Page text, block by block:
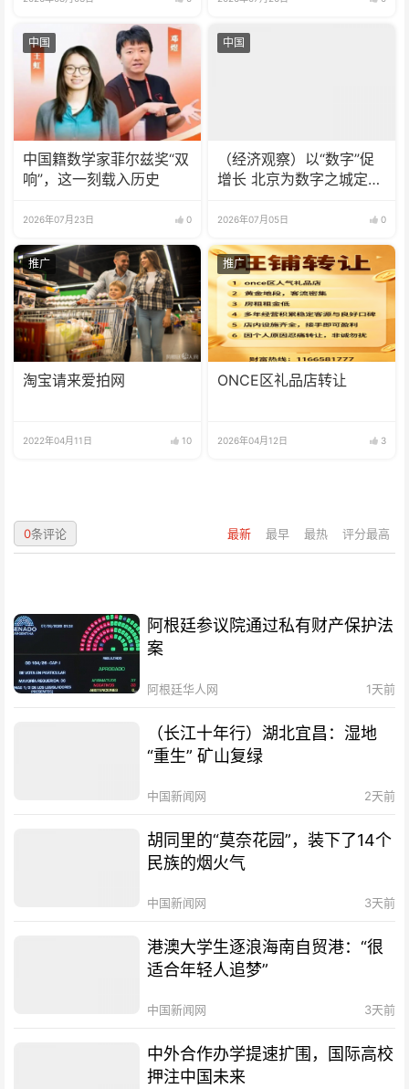
中国
中国籍数学家菲尔兹奖“双
响”，这一刻载入历史
2026年07月23日 0
中国
（经济观察）以“数字”促
增长 北京为数字之城定尺
2026年07月05日 0
推广
淘宝请来爱拍网
2022年04月11日 10
推广
ONCE区礼品店转让
2026年04月12日 3
最新 最早 最热 评分最高
0条评论
阿根廷参议院通过私有财产保护法
案
阿根廷华人网 1天前
（长江十年行）湖北宜昌：湿地
“重生” 矿山复绿
中国新闻网 2天前
胡同里的“莫奈花园”，装下了14个
民族的烟火气
中国新闻网 3天前
港澳大学生逐浪海南自贸港：“很
适合年轻人追梦”
中国新闻网 3天前
中外合作办学提速扩围，国际高校
押注中国未来